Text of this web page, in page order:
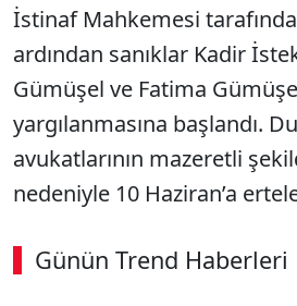
İstinaf Mahkemesi
ardından sanıklar Kadir
Gümüşel ve Fatima
yargılanmasına başlandı.
avukatlarının mazeretli
nedeniyle 10 Haziran’a
Günün Trend Haberleri
00:02 / 09:15